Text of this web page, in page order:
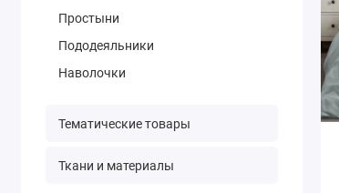
Простыни
Пододеяльники
Наволочки
Тематические товары
Ткани и материалы